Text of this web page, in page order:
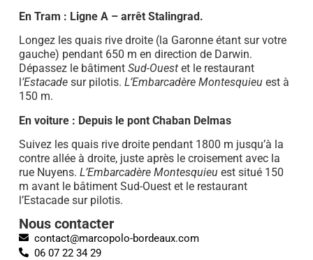
En Tram : Ligne A – arrêt Stalingrad.
Longez les quais rive droite (la Garonne étant sur votre
gauche) pendant 650 m en direction de Darwin.
Dépassez le bâtiment Sud-Ouestet le restaurant
’Estacadesur pilotis. L’Embarcadère Montesquieu est à
150 m.
En voiture : Depuis le pont Chaban Delmas
Suivez les quais rive droite pendant 1800 m jusqu’à la
contre allée à droite, juste après le croisement avec la
rue Nuyens. L’Embarcadère Montesquieu est situé 150
m avant le bâtiment Sud-Ouest et le restaurant
l’Estacade sur pilotis.
Nous contacter
contact@marcopolo-bordeaux.com
06 07 22 34 29